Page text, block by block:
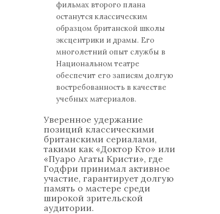
фильмах второго плана
останутся классическим
образцом британской школы
эксцентрики и драмы. Его
многолетний опыт службы в
Национальном театре
обеспечит его записям долгую
востребованность в качестве
учебных материалов.
Уверенное удержание
позиций классическими
британскими сериалами,
такими как «Доктор Кто» или
«Пуаро Агаты Кристи», где
Годфри принимал активное
участие, гарантирует долгую
память о мастере среди
широкой зрительской
аудитории.